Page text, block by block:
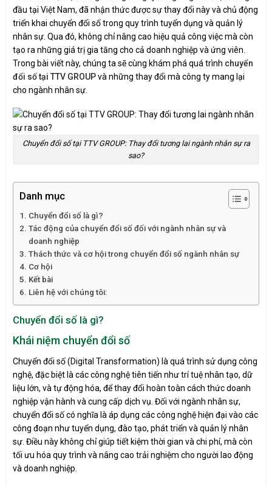
đầu tại Việt Nam, đã nhận thức được sự thay đổi này và chủ động
triển khai chuyển đổi số trong quy trình tuyển dụng và quản lý
nhân sự. Qua đó, không chỉ nâng cao hiệu quả công việc mà còn
tạo ra những giá trị gia tăng cho cả doanh nghiệp và ứng viên.
Trong bài viết này, chúng ta sẽ cùng khám phá quá trình chuyển
đổi số tại TTV GROUPvà những thay đổi mà công ty mang lại
cho ngành nhân sự.
Chuyển đổi số tại TTV GROUP: Thay đổi tương lai ngành nhân sự ra
sao?
Danh mục
Chuyển đổi số là gì?
Tác động của chuyển đổi số đối với ngành nhân sự và
doanh nghiệp
Thách thức và cơ hội trong chuyển đổi số ngành nhân sự
Cơ hội
Kết bài
Liên hệ với chúng tôi:
Chuyển đổi số là gì?
Khái niệm chuyển đổi số
Chuyển đổi số (Digital Transformation) là quá trình sử dụng công
nghệ, đặc biệt là các công nghệ tiên tiến như trí tuệ nhân tạo, dữ
liệu lớn, và tự động hóa, để thay đổi hoàn toàn cách thức doanh
nghiệp vận hành và cung cấp dịch vụ. Đối với ngành nhân sự,
chuyển đổi số có nghĩa là áp dụng các công nghệ hiện đại vào các
công đoạn như tuyển dụng, đào tạo, phát triển và quản lý nhân
sự. Điều này không chỉ giúp tiết kiệm thời gian và chi phí, mà còn
tối ưu hóa quy trình và nâng cao trải nghiệm cho người lao động
và doanh nghiệp.